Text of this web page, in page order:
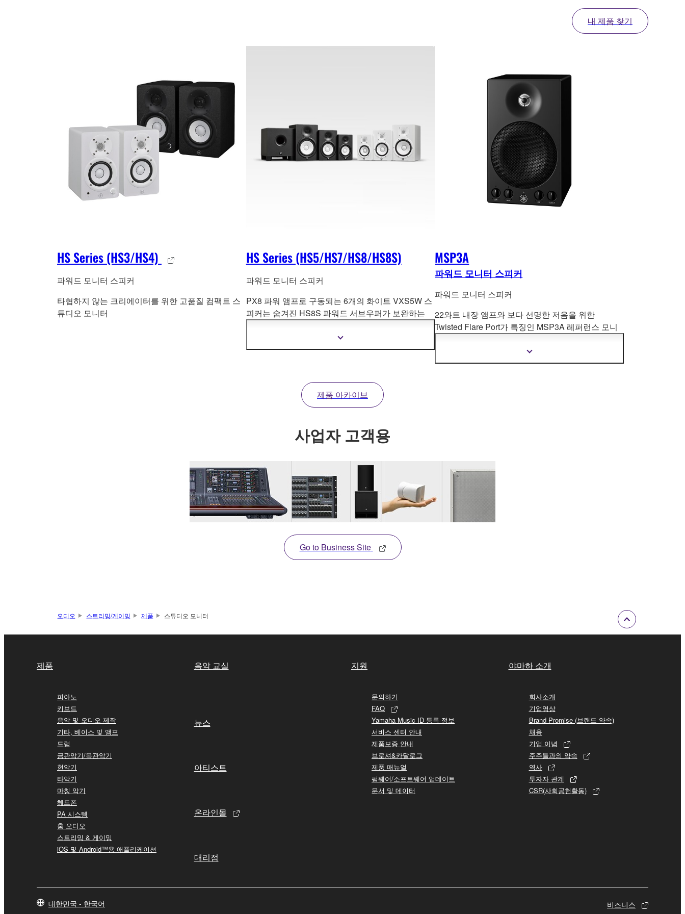
내 제품 찾기
HS Series (HS3/HS4)
파워드 모니터 스피커
타협하지 않는 크리에이터를 위한 고품질 컴팩트 스
튜디오 모니터
HS Series (HS5/HS7/HS8/HS8S)
파워드 모니터 스피커
PX8 파워 앰프로 구동되는 6개의 화이트 VXS5W 스
피커는 숨겨진 HS8S 파워드 서브우퍼가 보완하는
다. 이렇게 하면 Ice Symphonium에 시각적 초점을
끌어모아 서라운드 시스템이 효과적으로 사라집니
와 대화식 인터페이스를 위한 VST 라이브러리에 연
더
자
보
보
MSP3A
파워드 모니터 스피커
파워드 모니터 스피커
22와트 내장 앰프와 보다 선명한 저음을 위한
Twisted Flare Port가 특징인 MSP3A 레퍼런스 모니
력, 컨트롤 및 옵션 지원 브래킷을 갖춘 MSP3A는 소
규모 스튜디오, 포스트 프로덕션, 전자 악기 모니터링
더
자
제품 아카이브
사업자 고객용
Go to Business Site
오디오 스트리밍/게이밍 제품 스튜디오 모니터
제품
피아노
키보드
음악 및 오디오 제작
기타, 베이스 및 앰프
드럼
금관악기/목관악기
현악기
타악기
마칭 악기
헤드폰
PA 시스템
홈 오디오
스트리밍 & 게이밍
iOS 및 Android™용 애플리케이션
음악 교실
뉴스
아티스트
온라인몰
대리점
지원
문의하기
FAQ
Yamaha Music ID 등록 정보
서비스 센터 안내
제품보증 안내
브로셔&카달로그
제품 매뉴얼
펌웨어/소프트웨어 업데이트
문서 및 데이터
야마하 소개
회사소개
기업영상
Brand Promise (브랜드 약속)
채용
기업 이념
주주들과의 약속
역사
투자자 관계
CSR(사회공헌활동)
대한민국 - 한국어 비즈니스